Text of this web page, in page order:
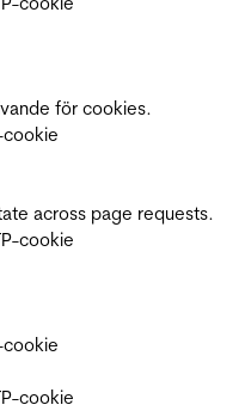
för cookies.
cookie
across page requests.
cookie
cookie
cookie